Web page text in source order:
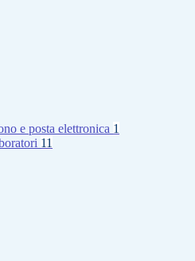
e posta elettronica 1
11